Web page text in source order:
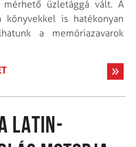
mérhető üzletággá vált. A
könyvekkel is hatékonyan
a memória­zavarok
LATIN-